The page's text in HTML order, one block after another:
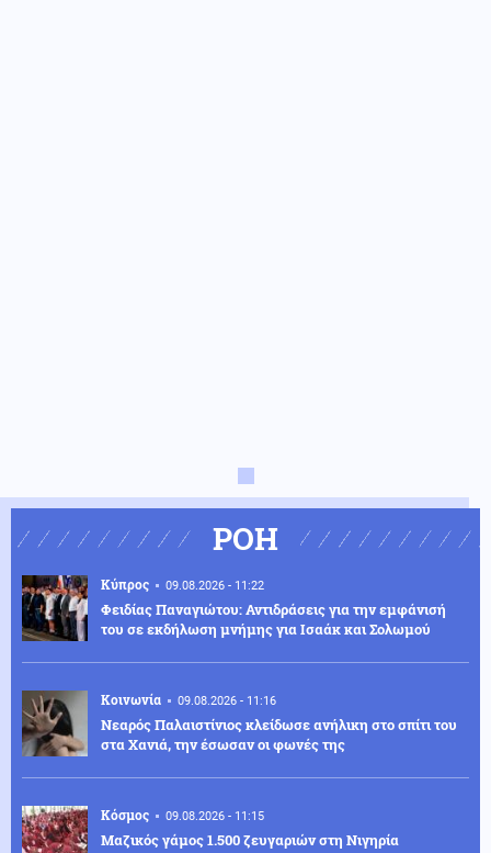
ΡΟΗ
Κύπρος 09.08.2026 - 11:22
Φειδίας Παναγιώτου: Αντιδράσεις για την εμφάνισή
του σε εκδήλωση μνήμης για Ισαάκ και Σολωμού
Κοινωνία 09.08.2026 - 11:16
Νεαρός Παλαιστίνιος κλείδωσε ανήλικη στο σπίτι του
στα Χανιά, την έσωσαν οι φωνές της
Κόσμος 09.08.2026 - 11:15
Μαζικός γάμος 1.500 ζευγαριών στη Νιγηρία